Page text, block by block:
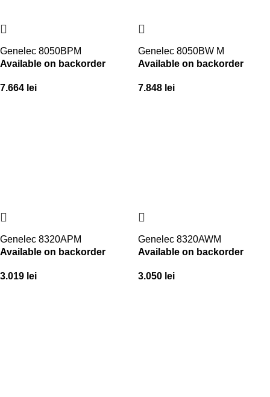
Genelec 8050BPM
Available on backorder
7.664 lei
Genelec 8050BW M
Available on backorder
7.848 lei
Genelec 8320APM
Available on backorder
3.019 lei
Genelec 8320AWM
Available on backorder
3.050 lei